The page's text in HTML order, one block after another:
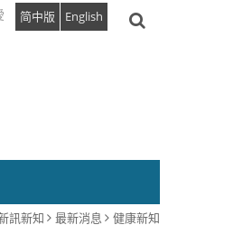
简中版 English
訊新知 最新消息 健康新知